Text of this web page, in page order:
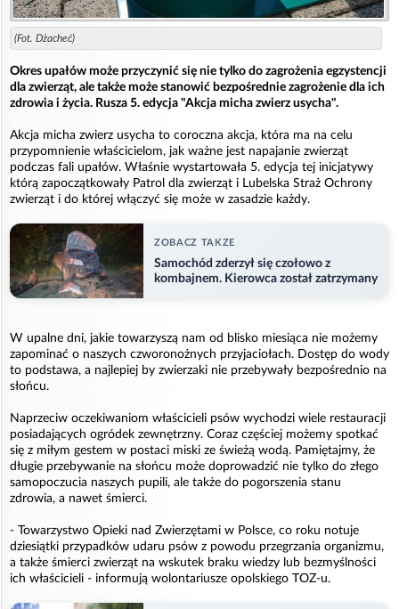
(Fot. Dżacheć)
Okres upałów może przyczynić się nie tylko do zagrożenia egzystencji
dla zwierząt, ale także może stanowić bezpośrednie zagrożenie dla ich
zdrowia i życia. Rusza 5. edycja "Akcja micha zwierz usycha".
Akcja micha zwierz usycha to coroczna akcja, która ma na celu
przypomnienie właścicielom, jak ważne jest napajanie zwierząt
podczas fali upałów. Właśnie wystartowała 5. edycja tej inicjatywy
którą zapoczątkowały Patrol dla zwierząt i Lubelska Straż Ochrony
zwierząt i do której włączyć się może w zasadzie każdy.
ZOBACZ TAKZE
Samochód zderzył się czołowo z
kombajnem. Kierowca został zatrzymany
W upalne dni, jakie towarzyszą nam od blisko miesiąca nie możemy
zapominać o naszych czworonożnych przyjaciołach. Dostęp do wody
to podstawa, a najlepiej by zwierzaki nie przebywały bezpośrednio na
słońcu.
Naprzeciw oczekiwaniom właścicieli psów wychodzi wiele restauracji
posiadających ogródek zewnętrzny. Coraz częściej możemy spotkać
się z miłym gestem w postaci miski ze świeżą wodą. Pamiętajmy, że
długie przebywanie na słońcu może doprowadzić nie tylko do złego
samopoczucia naszych pupili, ale także do pogorszenia stanu
zdrowia, a nawet śmierci.
- Towarzystwo Opieki nad Zwierzętami w Polsce, co roku notuje
dziesiątki przypadków udaru psów z powodu przegrzania organizmu,
a także śmierci zwierząt na wskutek braku wiedzy lub bezmyślności
ich właścicieli - informują wolontariusze opolskiego TOZ-u.